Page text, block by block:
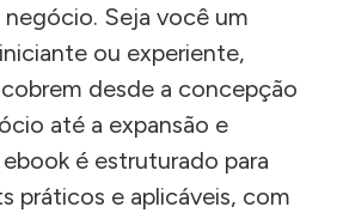
Seja você um
ou experiente,
desde a concepção
até a expansão e
é estruturado para
práticos e aplicáveis, com